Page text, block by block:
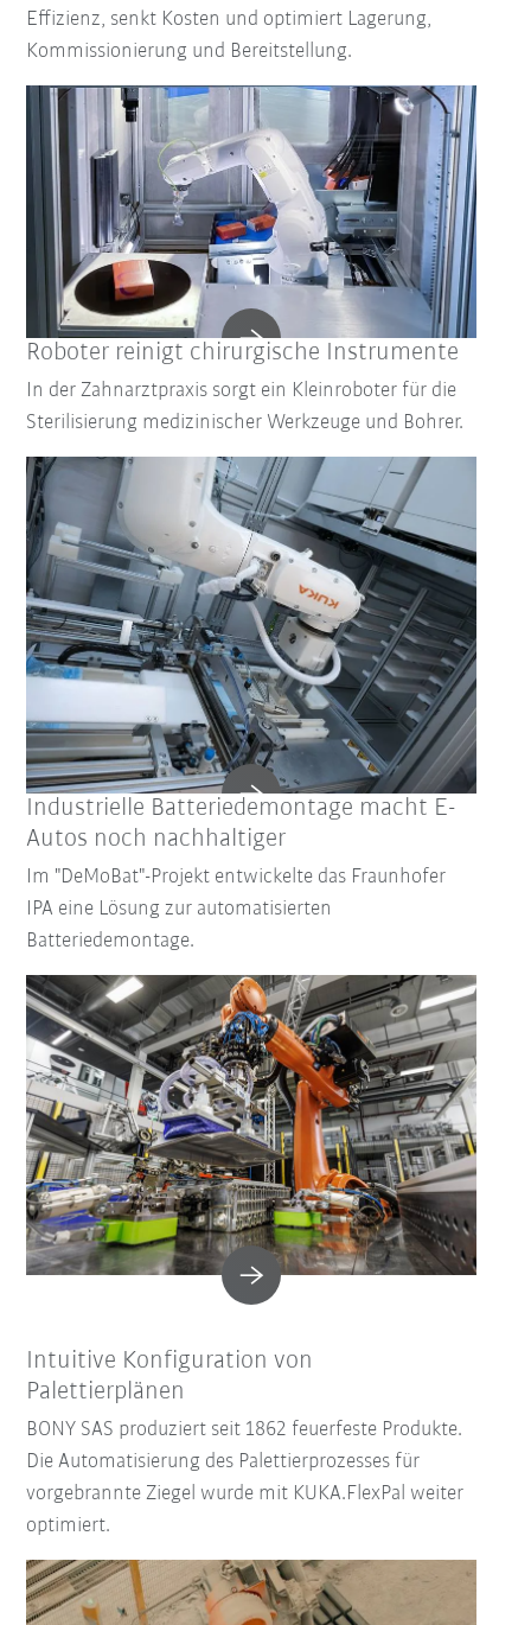
Effizienz, senkt Kosten und optimiert Lagerung,
Kommissionierung und Bereitstellung.
Roboter reinigt chirurgische Instrumente
In der Zahnarztpraxis sorgt ein Kleinroboter für die
Sterilisierung medizinischer Werkzeuge und Bohrer.
Industrielle Batteriedemontage macht E-
Autos noch nachhaltiger
Im "DeMoBat"-Projekt entwickelte das Fraunhofer
IPA eine Lösung zur automatisierten
Batteriedemontage.
Intuitive Konfiguration von
Palettierplänen
BONY SAS produziert seit 1862 feuerfeste Produkte.
Die Automatisierung des Palettierprozesses für
vorgebrannte Ziegel wurde mit KUKA.FlexPal weiter
optimiert.